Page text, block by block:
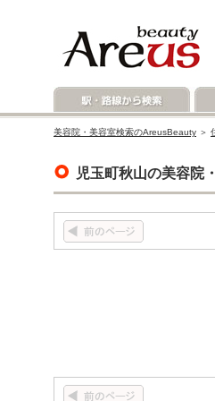
美容院・美容室検索のAreusBeauty ＞
児玉町秋山の美容院